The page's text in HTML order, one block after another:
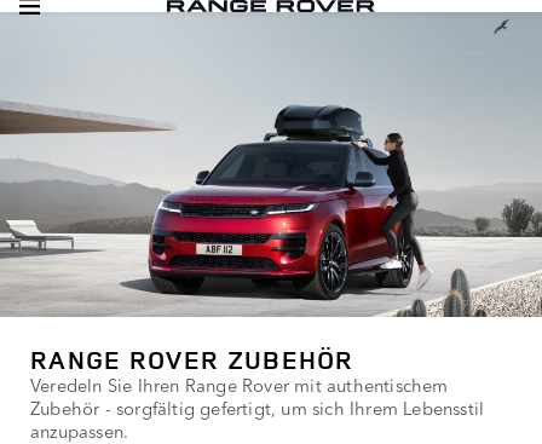
RANGE ROVER ZUBEHÖR
Veredeln Sie Ihren Range Rover mit authentischem
Zubehör - sorgfältig gefertigt, um sich Ihrem Lebensstil
anzupassen.